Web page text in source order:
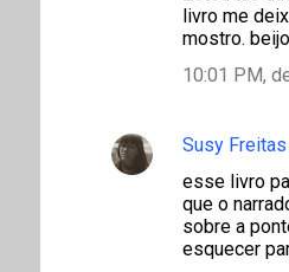
livro me
mostro.
10:01 PM,
Susy Freitas
esse livro
que o
sobre a
esquecer